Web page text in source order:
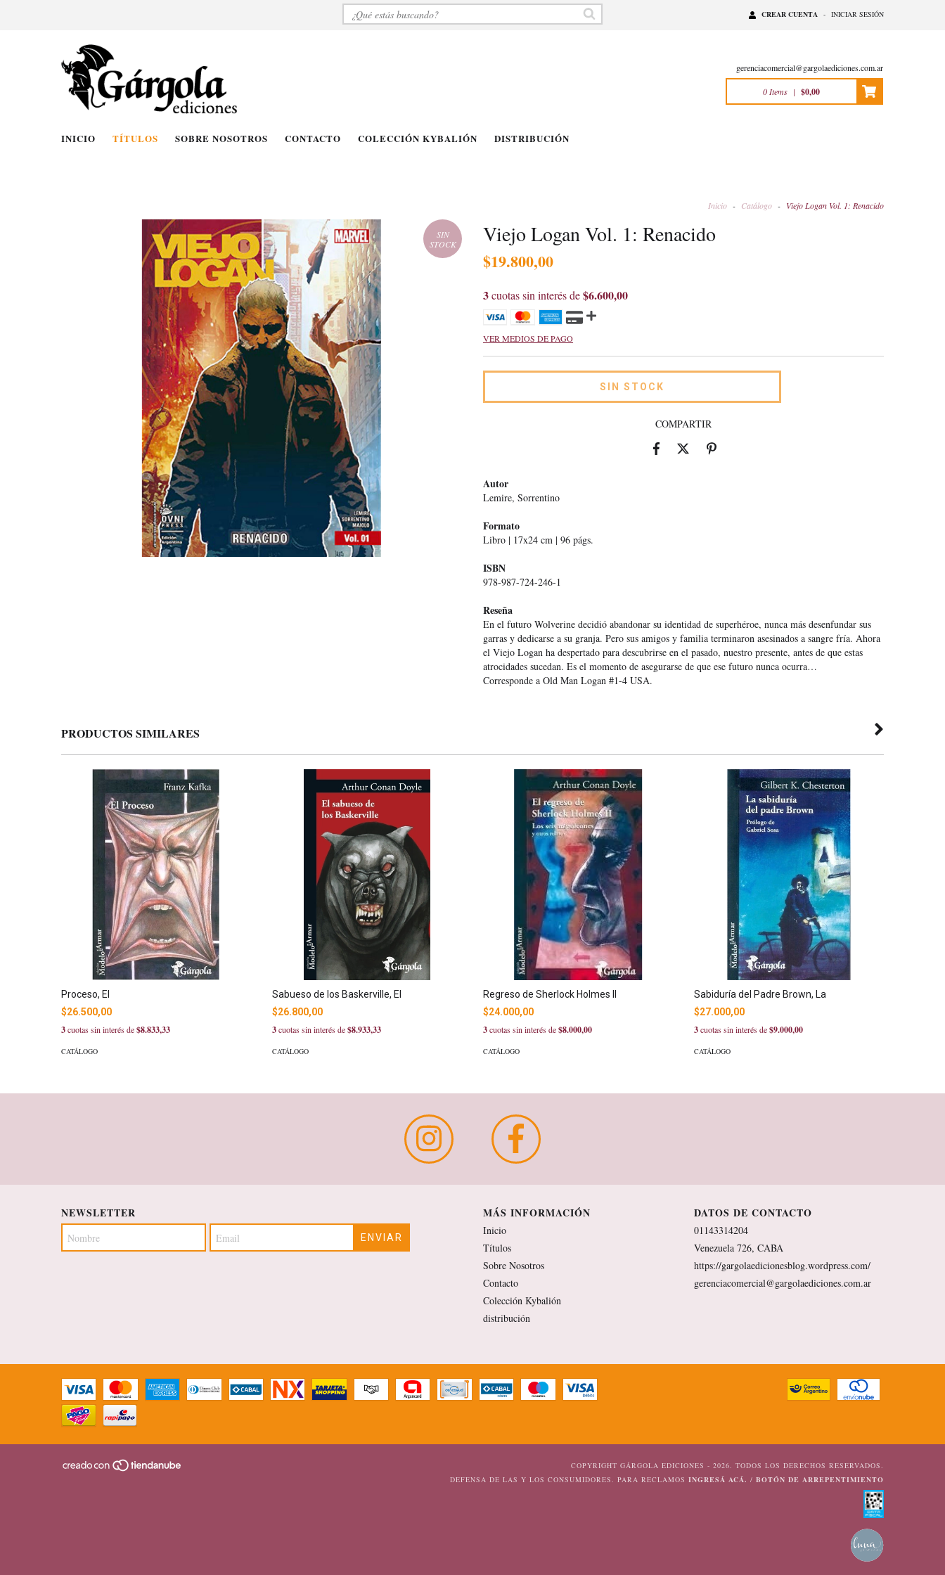
CREAR CUENTA - INICIAR SESIÓN
gerenciacomercial@gargolaediciones.com.ar
0 Items | $0,00
INICIO TÍTULOS SOBRE NOSOTROS CONTACTO COLECCIÓN KYBALIÓN DISTRIBUCIÓN
Inicio - Catálogo - Viejo Logan Vol. 1: Renacido
SIN
STOCK
Viejo Logan Vol. 1: Renacido
$19.800,00
3cuotas sin interés de$6.600,00
VER MEDIOS DE PAGO
COMPARTIR
Autor
Lemire, Sorrentino
Formato
Libro | 17x24 cm | 96 págs.
ISBN
978-987-724-246-1
Reseña
En el futuro Wolverine decidió abandonar su identidad de superhéroe, nunca más desenfundar sus
garras y dedicarse a su granja. Pero sus amigos y familia terminaron asesinados a sangre fría. Ahora
el Viejo Logan ha despertado para descubrirse en el pasado, nuestro presente, antes de que estas
atrocidades sucedan. Es el momento de asegurarse de que ese futuro nunca ocurra…
Corresponde a Old Man Logan #1-4 USA.
PRODUCTOS SIMILARES
Proceso, El
$26.500,00
3cuotas sin interés de$8.833,33
CATÁLOGO
Sabueso de los Baskerville, El
$26.800,00
3cuotas sin interés de$8.933,33
CATÁLOGO
Regreso de Sherlock Holmes II
$24.000,00
3cuotas sin interés de$8.000,00
CATÁLOGO
Sabiduría del Padre Brown, La
$27.000,00
3cuotas sin interés de$9.000,00
CATÁLOGO
NEWSLETTER MÁS INFORMACIÓN
Inicio
Títulos
Sobre Nosotros
Contacto
Colección Kybalión
distribución
DATOS DE CONTACTO
01143314204
Venezuela 726, CABA
https://gargolaedicionesblog.wordpress.com/
gerenciacomercial@gargolaediciones.com.ar
COPYRIGHT GÁRGOLA EDICIONES - 2026. TODOS LOS DERECHOS RESERVADOS.
DEFENSA DE LAS Y LOS CONSUMIDORES. PARA RECLAMOS INGRESÁ ACÁ. / BOTÓN DE ARREPENTIMIENTO